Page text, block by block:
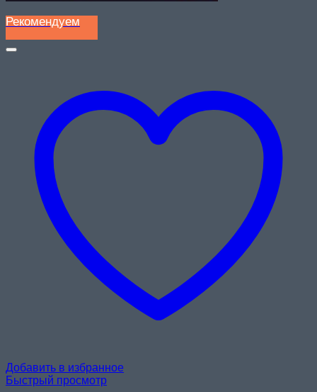
Рекомендуем
Добавить в избранное
Быстрый просмотр